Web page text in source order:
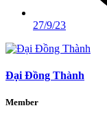
27/9/23
Đại Đồng Thành
Member